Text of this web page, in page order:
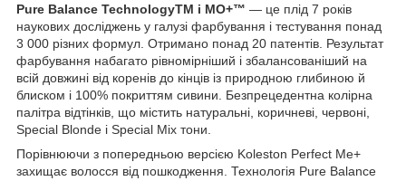
Pure Balance TechnologyTM і МО+™ — це плід 7 років
наукових досліджень у галузі фарбування і тестування понад
3 000 різних формул. Отримано понад 20 патентів. Результат
фарбування набагато рівномірніший і збалансованіший на
всій довжині від коренів до кінців із природною глибиною й
блиском і 100% покриттям сивини. Безпрецедентна колірна
палітра відтінків, що містить натуральні, коричневі, червоні,
Special Blonde і Special Mix тони.
Порівнюючи з попередньою версією Koleston Perfect Me+
захищає волосся від пошкодження. Технологія Pure Balance